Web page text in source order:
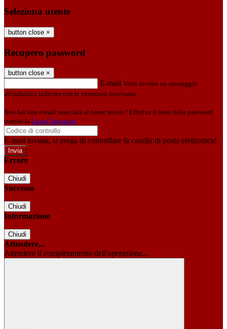
Seleziona utente
button close ×
Recupero password
button close ×
E-mail Verrà inviato un messaggio
all'indirizzo indicato con le istruzioni necessarie.
Non hai una e-mail associata al nome utente? Effettua il reset della password
tramite la Login Spaggiari
E-mail inviata, si prega di controllare la casella di posta elettronica!
Errore
Chiudi
Successo
Chiudi
Informazione
Chiudi
Attendere...
Attendere il completamento dell'operazione...